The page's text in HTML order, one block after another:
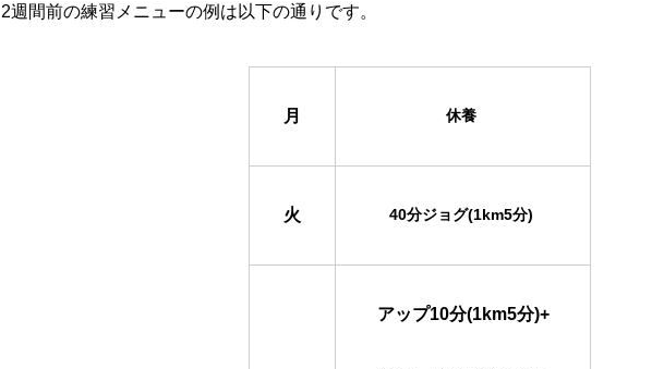
2週間前の練習メニューの例は以下の通りです。
月 休養
火 40分ジョグ(1km5分)
アップ10分(1km5分)+